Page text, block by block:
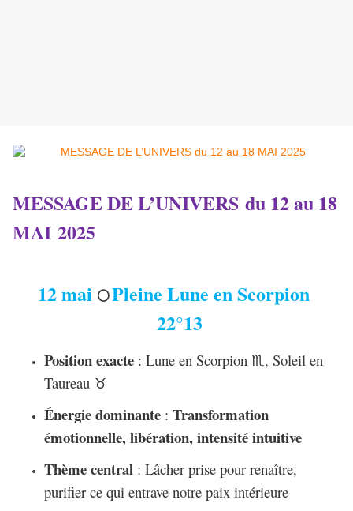
MESSAGE DE L’UNIVERS du 12 au 18
MAI 2025
12 mai 🌕Pleine Lune en Scorpion
22°13
Position exacte : Lune en Scorpion ♏︎ , Soleil en
Taureau ♉︎
Énergie dominante : Transformation
émotionnelle, libération, intensité intuitive
Thème central : Lâcher prise pour renaître,
purifier ce qui entrave notre paix intérieure